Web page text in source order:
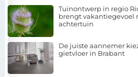
Tuinontwerp in regio
brengt vakantiegevoel
achtertuin
De juiste aannemer
gietvloer in Brabant